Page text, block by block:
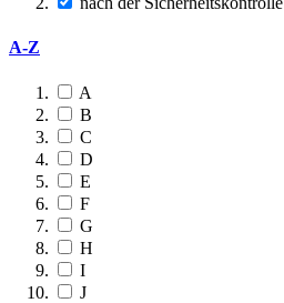
A-Z
A
B
C
D
E
F
G
H
I
J